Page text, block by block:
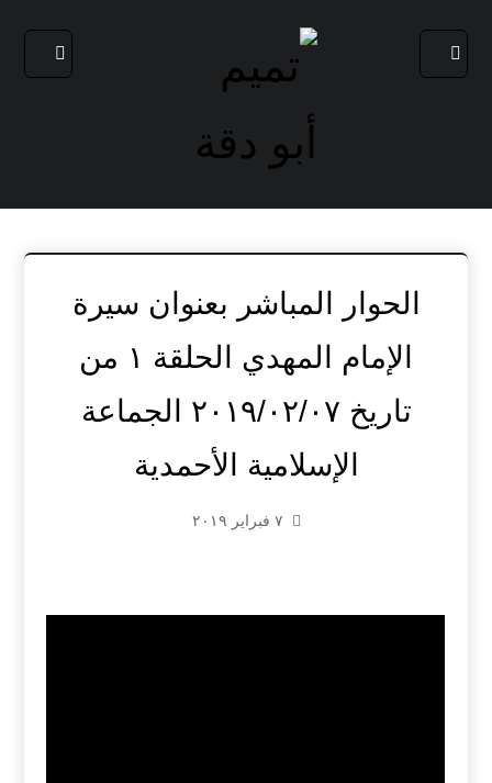
الحوار المباشر بعنوان سيرة
الإمام المهدي الحلقة ١ من
تاريخ ٢٠١٩/٠٢/٠٧ الجماعة
الإسلامية الأحمدية
٧ فبراير ٢٠١٩